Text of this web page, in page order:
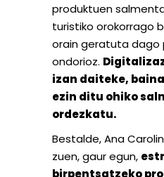
produktuen
turistiko orokorrago
orain geratuta dago
ondorioz.
izan daiteke,
ezin ditu ohiko
ordezkatu.
Bestalde, Ana
zuen, gaur egun,
birpentsatzeko